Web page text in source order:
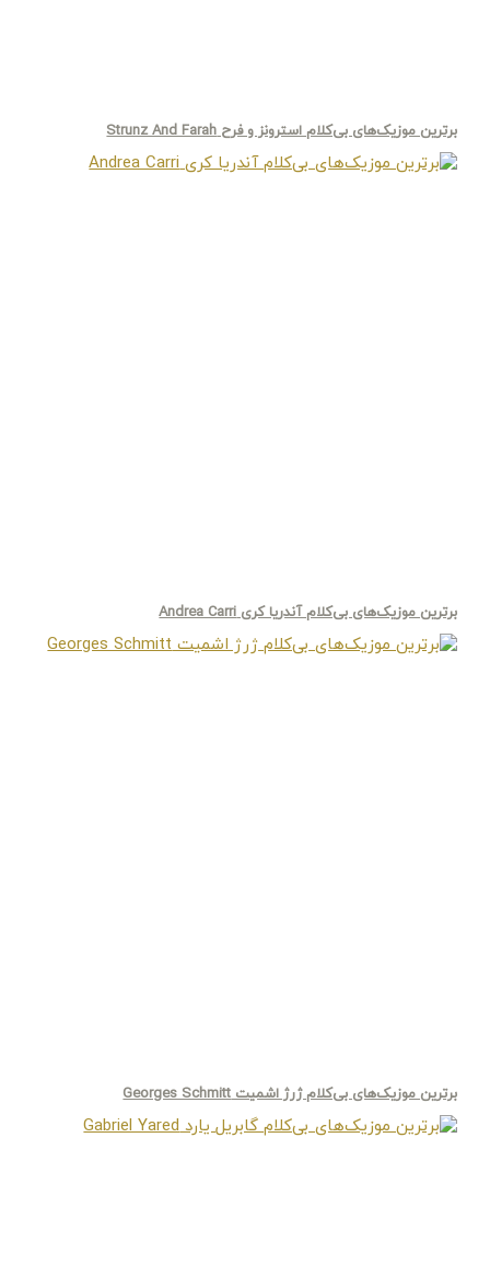
برترین موزیک‌های بی‌کلام استرونز و فرح Strunz And Farah
برترین موزیک‌های بی‌کلام آندریا کری Andrea Carri
برترین موزیک‌های بی‌کلام ژرژ اشمیت Georges Schmitt